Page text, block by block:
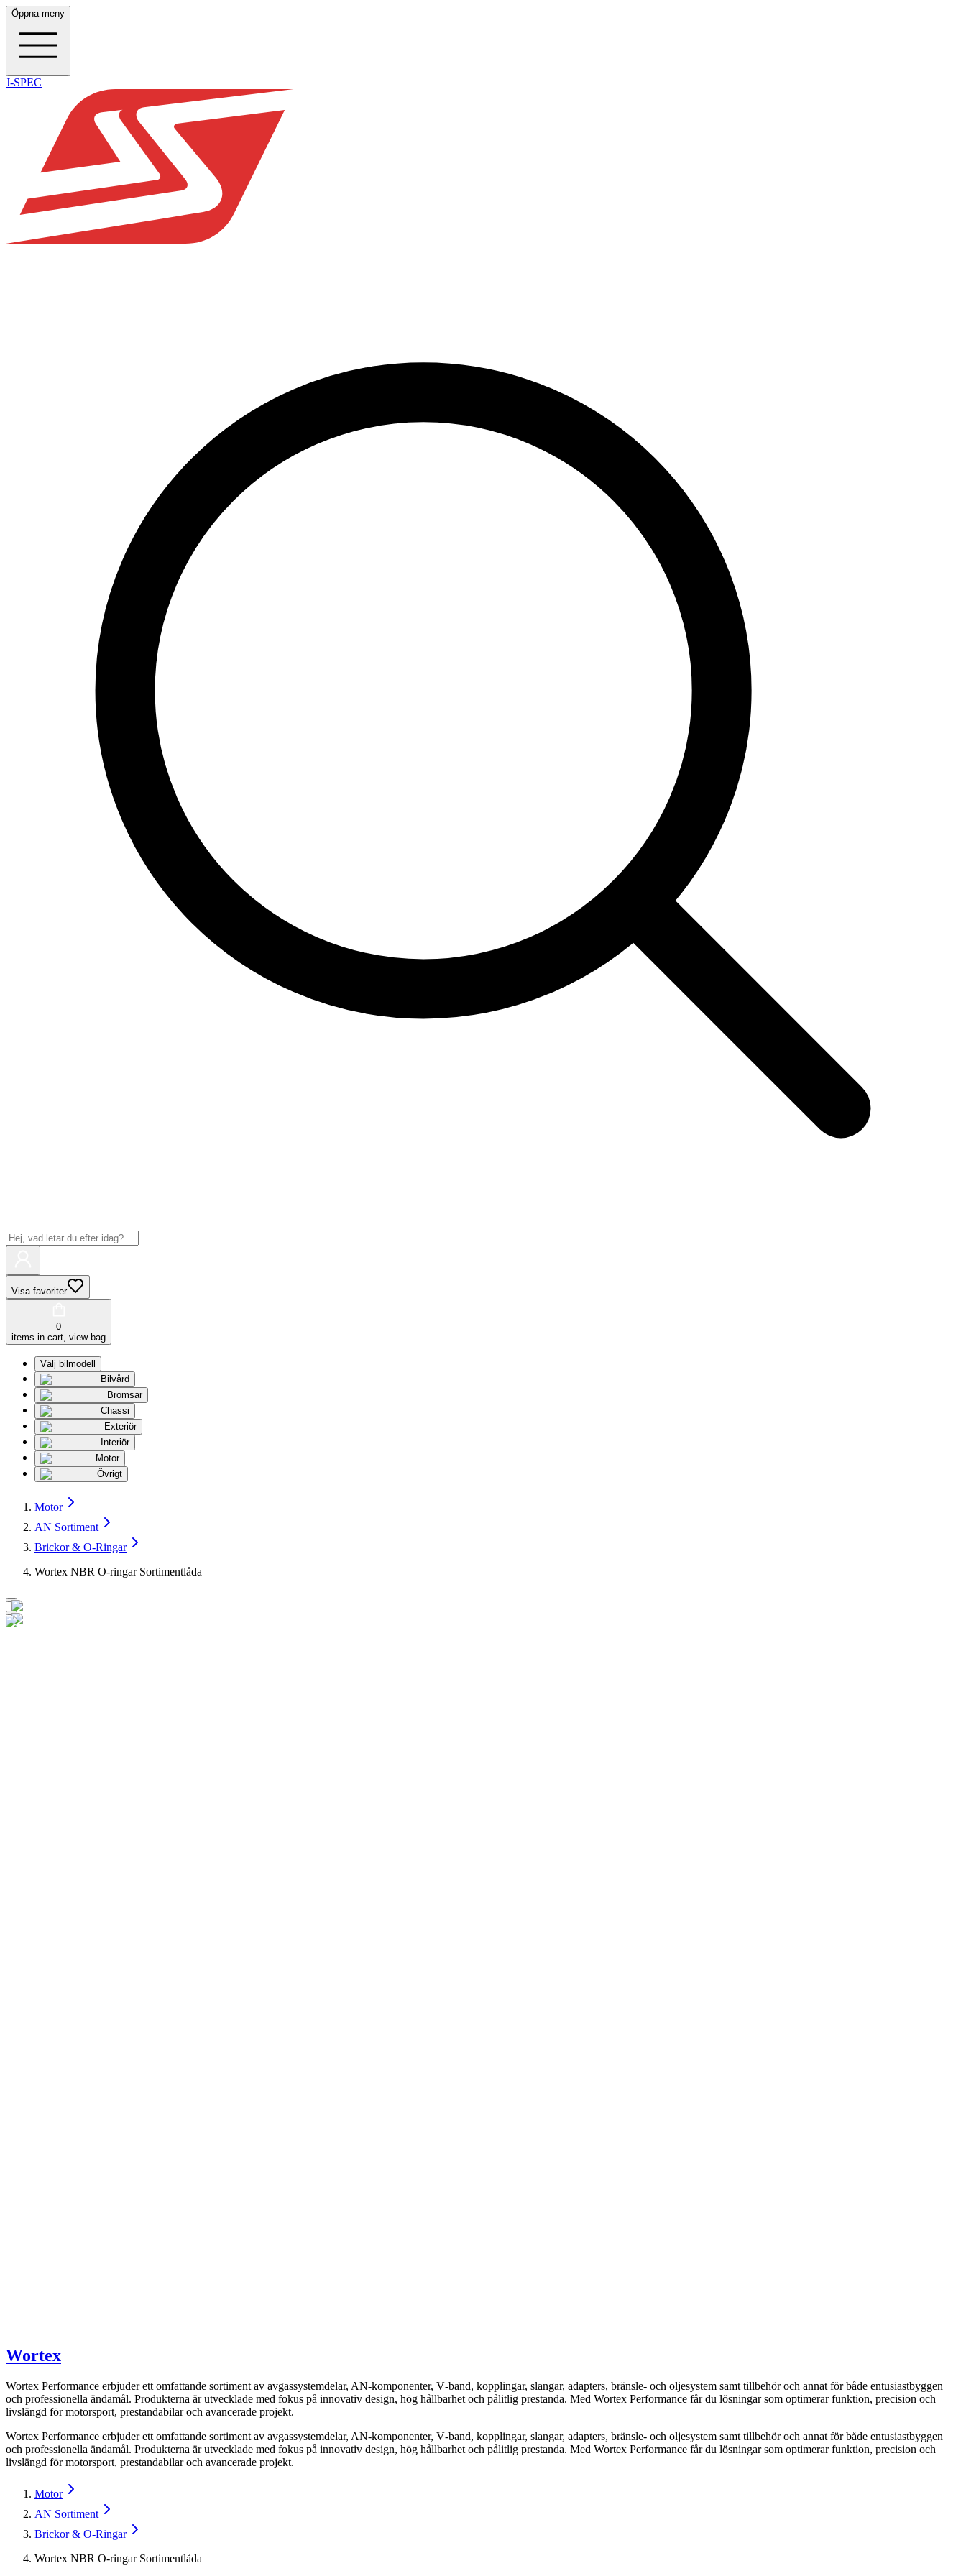
Öppna meny
J-SPEC
Visa favoriter
0
items in cart, view bag
Välj bilmodell
Bilvård
Bromsar
Chassi
Exteriör
Interiör
Motor
Övrigt
Motor
AN Sortiment
Brickor & O-Ringar
Wortex NBR O-ringar Sortimentlåda
Wortex
Wortex Performance erbjuder ett omfattande sortiment av avgassystemdelar, AN-komponenter, V‑band, kopplingar, slangar, adapters, bränsle- och oljesystem samt tillbehör och annat för både entusiastbyggen
och professionella ändamål. Produkterna är utvecklade med fokus på innovativ design, hög hållbarhet och pålitlig prestanda. Med Wortex Performance får du lösningar som optimerar funktion, precision och
livslängd för motorsport, prestandabilar och avancerade projekt.
Wortex Performance erbjuder ett omfattande sortiment av avgassystemdelar, AN-komponenter, V‑band, kopplingar, slangar, adapters, bränsle- och oljesystem samt tillbehör och annat för både entusiastbyggen
och professionella ändamål. Produkterna är utvecklade med fokus på innovativ design, hög hållbarhet och pålitlig prestanda. Med Wortex Performance får du lösningar som optimerar funktion, precision och
livslängd för motorsport, prestandabilar och avancerade projekt.
Motor
AN Sortiment
Brickor & O-Ringar
Wortex NBR O-ringar Sortimentlåda